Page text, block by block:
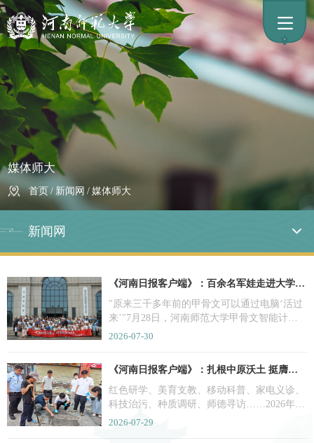
媒体师大
首页 / 新闻网 / 媒体师大
新闻网
《河南日报客户端》： 百余名军娃走进大学触摸文明根脉，河南师大文化拥军献礼建军99周年
"原来三千多年前的甲骨文可以通过电脑‘活过
来’"7月28日，河南师范大学甲骨文智能计算
实验室里，10岁的军娃小雨指着屏幕上跃动的
走进师大校园，参加"童心筑梦·情暖八一"拥军
优属主题研学活动，在科技与文化的交融中收
获了一份别样的建军节礼物。
2026-07-30
《河南日报客户端》： 扎根中原沃土 挺膺时代担当 ——河南师范大学2026年大学生暑期社会实践纪实
红色研学、美育支教、移动科普、家电义诊、
科技治污、种质调研、师德寻访……2026年暑
期，怀揣报国理想，河南师范大学200余支实
2026-07-29